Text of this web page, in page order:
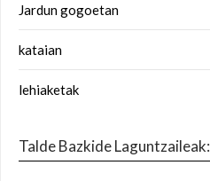
Jardun gogoetan
kataian
lehiaketak
Talde Bazkide Laguntzaileak: